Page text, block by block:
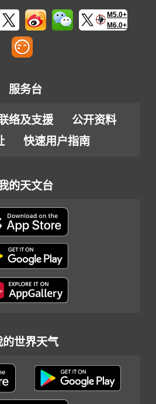
M5.0+
M6.0+
服务台
络及支援
公开资料
快速用户指南
的天文台
的世界天气